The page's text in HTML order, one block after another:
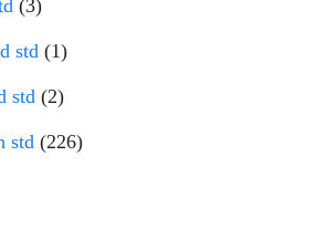
(3)
std (1)
std (2)
std (226)